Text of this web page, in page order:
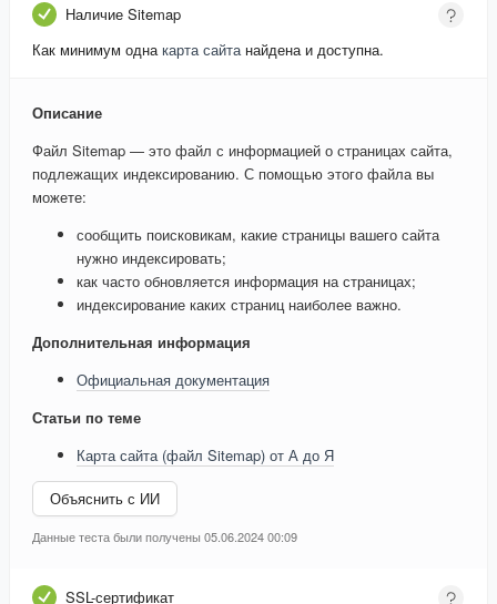
Наличие Sitemap
Как минимум одна карта сайта найдена и доступна.
Описание
Файл Sitemap — это файл с информацией о страницах сайта,
подлежащих индексированию. С помощью этого файла вы
можете:
сообщить поисковикам, какие страницы вашего сайта
нужно индексировать;
как часто обновляется информация на страницах;
индексирование каких страниц наиболее важно.
Дополнительная информация
Официальная документация
Статьи по теме
Карта сайта (файл Sitemap) от А до Я
Объяснить с ИИ
Данные теста были получены 05.06.2024 00:09
SSL-сертификат